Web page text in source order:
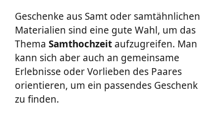
Geschenke aus Samt oder samtähnlichen
Materialien sind eine gute Wahl, um das
Thema Samthochzeit aufzugreifen. Man
kann sich aber auch an gemeinsame
Erlebnisse oder Vorlieben des Paares
orientieren, um ein passendes Geschenk
zu finden.